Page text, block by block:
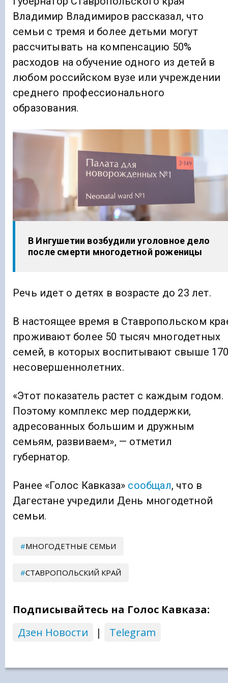
Владимир Владимиров рассказал, что
семьи с тремя и более детьми могут
рассчитывать на компенсацию 50%
расходов на обучение одного из детей в
любом российском вузе или учреждении
среднего профессионального
образования.
В Ингушетии возбудили уголовное дело
после смерти многодетной роженицы
Речь идет о детях в возрасте до 23 лет.
В настоящее время в Ставропольском
проживают более 50 тысяч многодетных
семей, в которых воспитывают свыше
несовершеннолетних.
«Этот показатель растет с каждым годом.
Поэтому комплекс мер поддержки,
адресованных большим и дружным
семьям, развиваем», — отметил
губернатор.
Ранее «Голос Кавказа» сообщал, что в
Дагестане учредили День многодетной
семьи.
МНОГОДЕТНЫЕ СЕМЬИ
СТАВРОПОЛЬСКИЙ КРАЙ
Подписывайтесь на Голос Кавказа:
Дзен Новости
| Telegram